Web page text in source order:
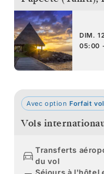
DIM.
05:00
Avec option Forfait vol
Vols
Transferts
du vol
Séjours à l'hôtel